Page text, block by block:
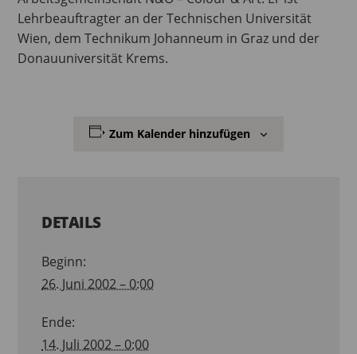
Lehrbeauftragter an der Technischen Universität
Wien, dem Technikum Johanneum in Graz und der
Donauuniversität Krems.
Zum Kalender hinzufügen
DETAILS
Beginn:
26. Juni 2002 – 0:00
Ende:
14. Juli 2002 – 0:00